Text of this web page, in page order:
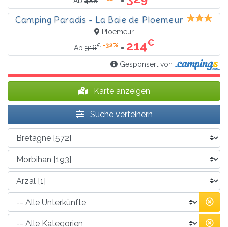
Camping Paradis - La Baie de Ploemeur
Ploemeur
Ab 316€ -32% = 214€
Gesponsert von
Karte anzeigen
Suche verfeinern